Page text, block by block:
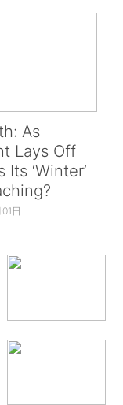
As
Lays Off
Its ‘Winter’
日